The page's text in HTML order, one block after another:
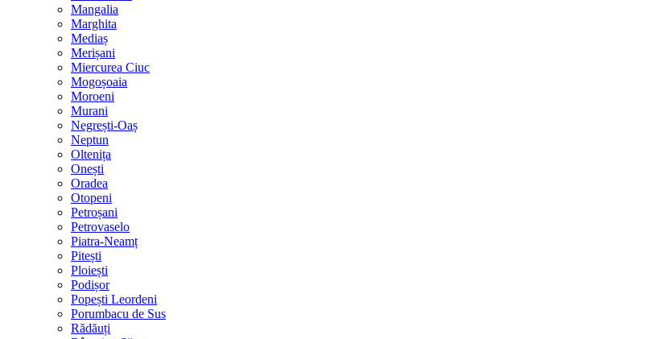
Mangalia
Marghita
Mediaș
Merișani
Miercurea Ciuc
Mogoșoaia
Moroeni
Murani
Negrești-Oaș
Neptun
Oltenița
Onești
Oradea
Otopeni
Petroșani
Petrovaselo
Piatra-Neamț
Pitești
Ploiești
Podișor
Popești Leordeni
Porumbacu de Sus
Rădăuți